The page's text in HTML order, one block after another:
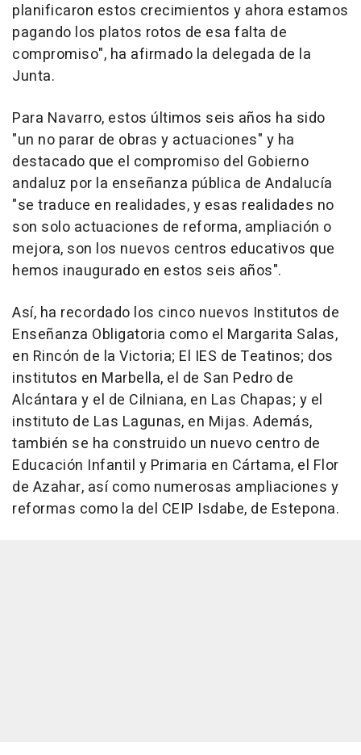
planificaron estos crecimientos y ahora estamos
pagando los platos rotos de esa falta de
compromiso", ha afirmado la delegada de la
Junta.
Para Navarro, estos últimos seis años ha sido
"un no parar de obras y actuaciones" y ha
destacado que el compromiso del Gobierno
andaluz por la enseñanza pública de Andalucía
"se traduce en realidades, y esas realidades no
son solo actuaciones de reforma, ampliación o
mejora, son los nuevos centros educativos que
hemos inaugurado en estos seis años".
Así, ha recordado los cinco nuevos Institutos de
Enseñanza Obligatoria como el Margarita Salas,
en Rincón de la Victoria; El IES de Teatinos; dos
institutos en Marbella, el de San Pedro de
Alcántara y el de Cilniana, en Las Chapas; y el
instituto de Las Lagunas, en Mijas. Además,
también se ha construido un nuevo centro de
Educación Infantil y Primaria en Cártama, el Flor
de Azahar, así como numerosas ampliaciones y
reformas como la del CEIP Isdabe, de Estepona.